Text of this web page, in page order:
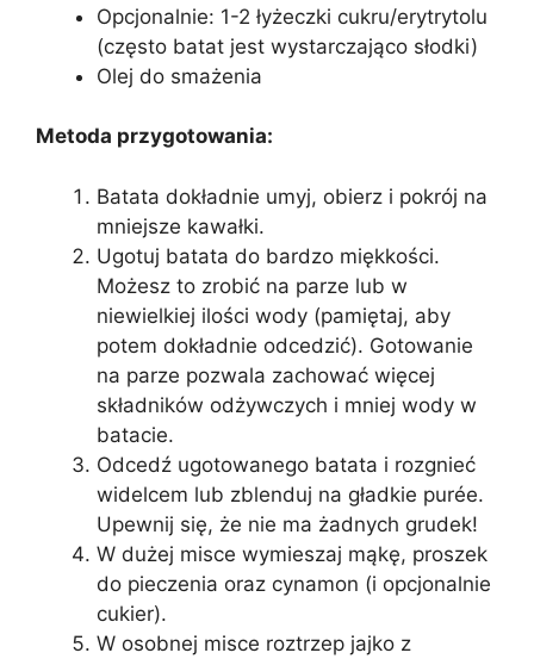
Opcjonalnie: 1-2 łyżeczki cukru/erytrytolu
(często batat jest wystarczająco słodki)
Olej do smażenia
Metoda przygotowania:
Batata dokładnie umyj, obierz i pokrój na
mniejsze kawałki.
Ugotuj batata do bardzo miękkości.
Możesz to zrobić na parze lub w
niewielkiej ilości wody (pamiętaj, aby
potem dokładnie odcedzić). Gotowanie
na parze pozwala zachować więcej
składników odżywczych i mniej wody w
batacie.
Odcedź ugotowanego batata i rozgnieć
widelcem lub zblenduj na gładkie purée.
Upewnij się, że nie ma żadnych grudek!
W dużej misce wymieszaj mąkę, proszek
do pieczenia oraz cynamon (i opcjonalnie
cukier).
W osobnej misce roztrzep jajko z